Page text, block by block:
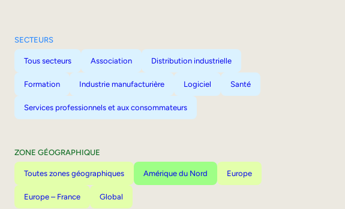
SECTEURS
Tous secteurs Association Distribution industrielle
Formation Industrie manufacturière Logiciel Santé
Services professionnels et aux consommateurs
ZONE GÉOGRAPHIQUE
Toutes zones géographiques Amérique du Nord Europe
Europe – France Global